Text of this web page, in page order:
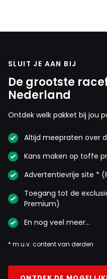
SLUIT JE AAN BIJ
De grootste
Nederland
Ontdek welk pakket bij jou
Altijd meepraten over
Kans maken op toffe
Advertentievrije site *
Toegang tot de
Premium)
En nog veel meer…
* m.u.v. content van derden